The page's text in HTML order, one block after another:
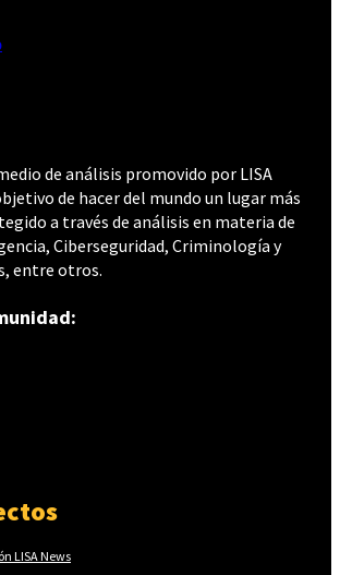
de análisis promovido por LISA
de hacer del mundo un lugar más
a través de análisis en materia de
Ciberseguridad, Criminología y
entre otros.
LISA News